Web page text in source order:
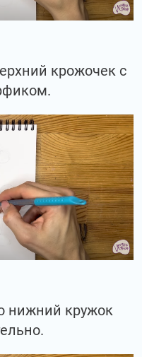
крожочек с
нижний кружок